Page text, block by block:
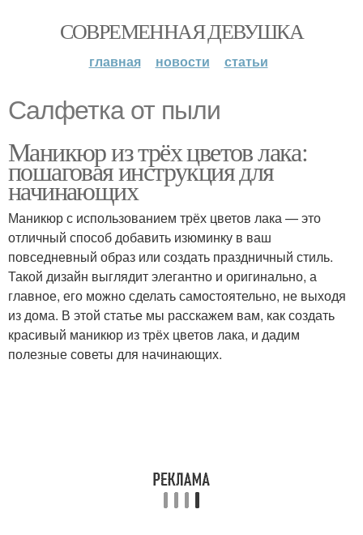
СОВРЕМЕННАЯ ДЕВУШКА
главная новости статьи
Салфетка от пыли
Маникюр из трёх цветов лака:
пошаговая инструкция для
начинающих
Маникюр с использованием трёх цветов лака — это
отличный способ добавить изюминку в ваш
повседневный образ или создать праздничный стиль.
Такой дизайн выглядит элегантно и оригинально, а
главное, его можно сделать самостоятельно, не выходя
из дома. В этой статье мы расскажем вам, как создать
красивый маникюр из трёх цветов лака, и дадим
полезные советы для начинающих.